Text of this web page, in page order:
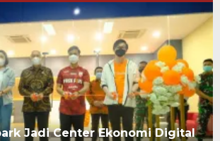
Jadi Center Ekonomi Digital